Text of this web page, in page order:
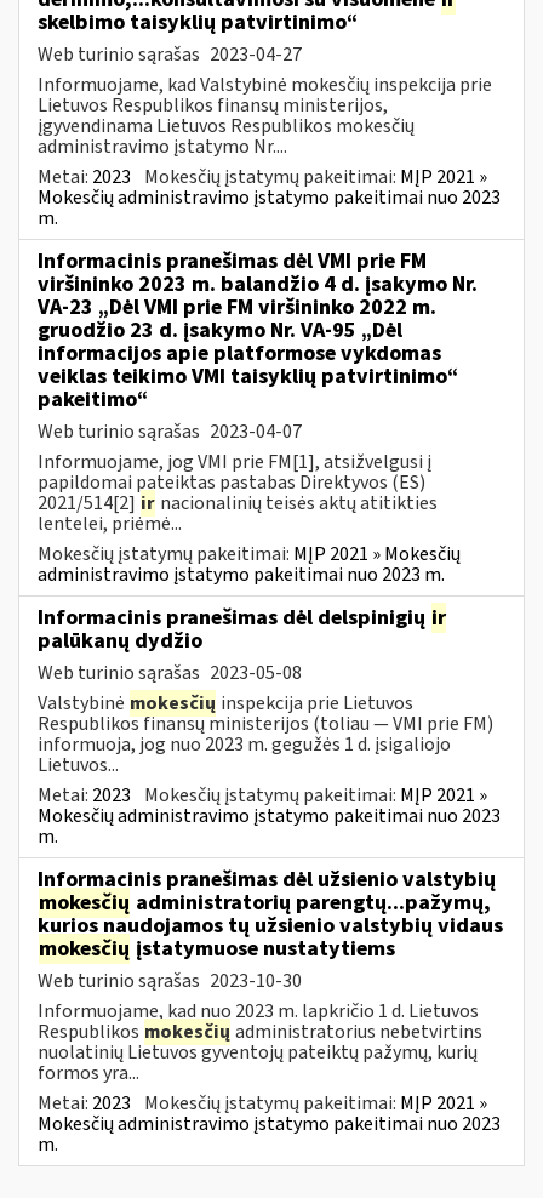
skelbimo taisyklių patvirtinimo“
Web turinio sąrašas 2023-04-27
Informuojame, kad Valstybinė mokesčių inspekcija prie
Lietuvos Respublikos finansų ministerijos,
įgyvendinama Lietuvos Respublikos mokesčių
administravimo įstatymo Nr....
Metai: 2023 Mokesčių įstatymų pakeitimai: MĮP 2021 »
Mokesčių administravimo įstatymo pakeitimai nuo 2023
m.
Informacinis pranešimas dėl VMI prie FM
viršininko 2023 m. balandžio 4 d. įsakymo Nr.
VA-23 „Dėl VMI prie FM viršininko 2022 m.
gruodžio 23 d. įsakymo Nr. VA-95 „Dėl
informacijos apie platformose vykdomas
veiklas teikimo VMI taisyklių patvirtinimo“
pakeitimo“
Web turinio sąrašas 2023-04-07
Informuojame, jog VMI prie FM[1], atsižvelgusi į
papildomai pateiktas pastabas Direktyvos (ES)
2021/514[2] ir nacionalinių teisės aktų atitikties
lentelei, priėmė...
Mokesčių įstatymų pakeitimai: MĮP 2021 » Mokesčių
administravimo įstatymo pakeitimai nuo 2023 m.
Informacinis pranešimas dėl delspinigių ir
palūkanų dydžio
Web turinio sąrašas 2023-05-08
Valstybinė mokesčių inspekcija prie Lietuvos
Respublikos finansų ministerijos (toliau — VMI prie FM)
informuoja, jog nuo 2023 m. gegužės 1 d. įsigaliojo
Lietuvos...
Metai: 2023 Mokesčių įstatymų pakeitimai: MĮP 2021 »
Mokesčių administravimo įstatymo pakeitimai nuo 2023
m.
Informacinis pranešimas dėl užsienio valstybių
mokesčių administratorių parengtų...pažymų,
kurios naudojamos tų užsienio valstybių vidaus
mokesčių įstatymuose nustatytiems
Web turinio sąrašas 2023-10-30
Informuojame, kad nuo 2023 m. lapkričio 1 d. Lietuvos
Respublikos mokesčių administratorius nebetvirtins
nuolatinių Lietuvos gyventojų pateiktų pažymų, kurių
formos yra...
Metai: 2023 Mokesčių įstatymų pakeitimai: MĮP 2021 »
Mokesčių administravimo įstatymo pakeitimai nuo 2023
m.